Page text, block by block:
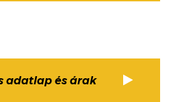
adatlap és árak